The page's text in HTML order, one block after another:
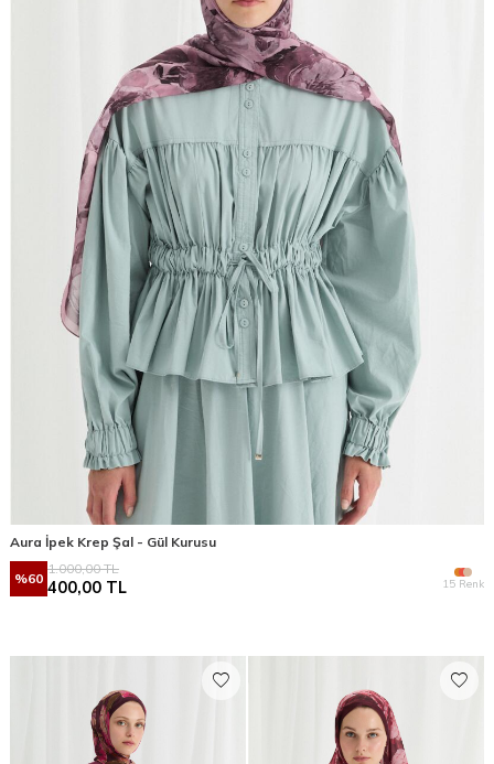
Aura İpek Krep Şal - Gül Kurusu
%60
1.000,00TL
400,00 TL 15 Renk